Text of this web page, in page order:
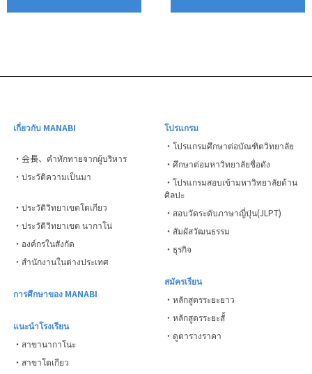
เกี่ยวกับ MANABI
・会長、คำทักทายจากผู้บริหาร
・ประวัติความเป็นมา
・ประวัติวิทยาเขตโตเกียว
・ประวัติวิทยาเขต นากาโน่
・องค์กรในสังกัด
・สำนักงานในต่างประเทศ
การศึกษาของ MANABI
แนะนำโรงเรียน
・สาขานากาโนะ
・สาขาโตเกียว
โปรแกรม
・โปรแกรมศึกษาต่อบัณฑิตวิทยาลัย
・ศึกษาต่อมหาวิทยาลัยชื่อดัง
・โปรแกรมสอบเข้ามหาวิทยาลัยด้าน
ศิลปะ
・สอบวัดระดับภาษาญี่ปุ่น(JLPT)
・สัมผัสวัฒนธรรม
・ธุรกิจ
สมัครเรียน
・หลักสูตรระยะยาว
・หลักสูตรระยะสั้
・ดูตารางราคา